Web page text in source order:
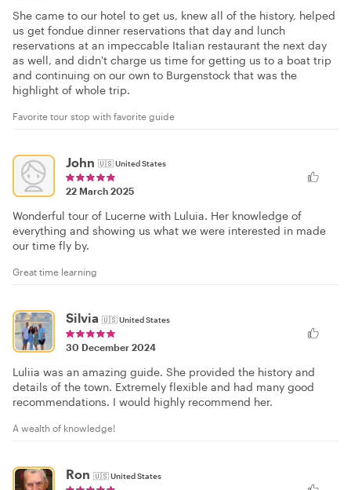
She came to our hotel to get us, knew all of the history, helped
us get fondue dinner reservations that day and lunch
reservations at an impeccable Italian restaurant the next day
as well, and didn't charge us time for getting us to a boat trip
and continuing on our own to Burgenstock that was the
highlight of whole trip.
Favorite tour stop with favorite guide
John 🇺🇸United States
22 March 2025
Wonderful tour of Lucerne with Luluia. Her knowledge of
everything and showing us what we were interested in made
our time fly by.
Great time learning
Silvia 🇺🇸United States
30 December 2024
Luliia was an amazing guide. She provided the history and
details of the town. Extremely flexible and had many good
recommendations. I would highly recommend her.
A wealth of knowledge!
Ron 🇺🇸United States